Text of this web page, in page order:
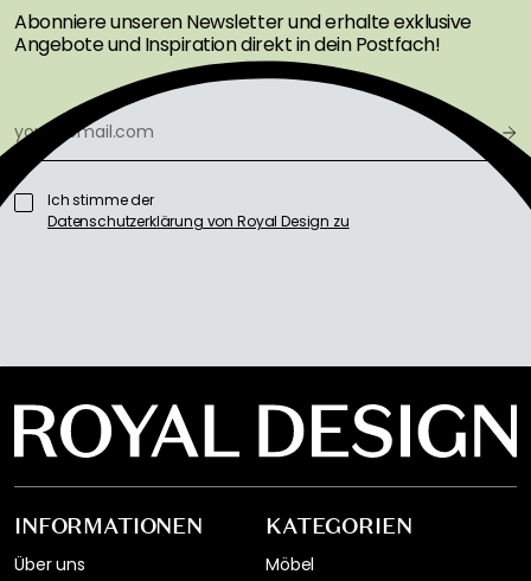
Abonniere unseren Newsletter und erhalte exklusive
Angebote und Inspiration direkt in dein Postfach!
Ich stimme der
Datenschutzerklärung von Royal Design zu
INFORMATIONEN
Über uns
KATEGORIEN
Möbel